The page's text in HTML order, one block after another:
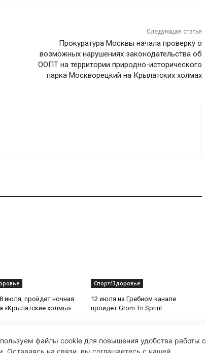
Следующая статья
Прокуратура Москвы начала проверку о
возможных нарушениях законодательства об
ООПТ на территории природно-исторического
парка Москворецкий на Крылатских холмах
июля, пройдет ночная
«Крылатские холмы»
Спорт/Здоровье
12 июля на Гребном канале
пройдет Grom Tri Sprint
файлы cookie для повышения удобства работы с
Оставаясь на связи, вы соглашаетесь с нашей